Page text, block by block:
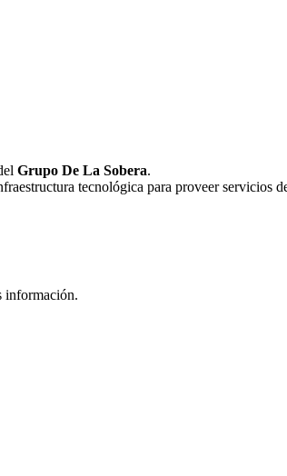
Grupo De La Sobera.
tecnológica para proveer servicios
información.